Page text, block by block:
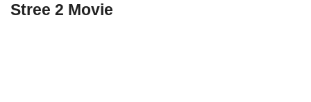
Stree 2 Movie